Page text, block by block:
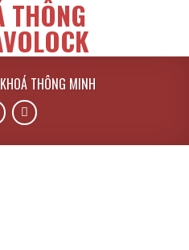
KHOÁ THÔNG MINH